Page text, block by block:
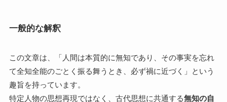
一般的な解釈
この文章は、「人間は本質的に無知であり、その事実を忘れ
て全知全能のごとく振る舞うとき、必ず禍に近づく」という
趣旨を持っています。
特定人物の思想再現ではなく、古代思想に共通する無知の自